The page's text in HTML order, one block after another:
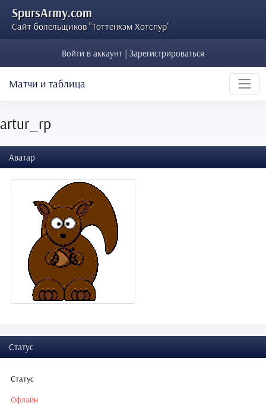
SpursArmy.com
Сайт болельщиков "Тоттенхэм Хотспур"
Войти в аккаунт | Зарегистрироваться
Матчи и таблица
artur_rp
Аватар
Статус
Статус
Офлайн